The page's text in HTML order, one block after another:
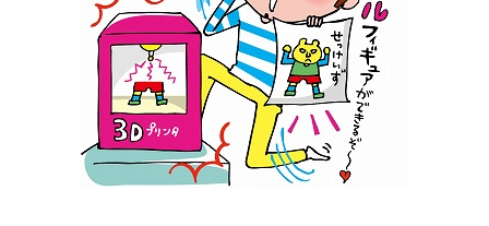
大学・短大以外の資料から請求
専門学校の資料請求 大学院の資料請求
留学・進学関連、塾・予備校
大学入学共通テスト「受験案
内」の請求
大学入学共通テスト「受験上の
配慮案内」の請求
高等学校卒業程度認定試験